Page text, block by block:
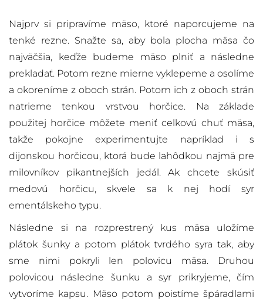
Najprv si pripravíme mäso, ktoré naporcujeme na
tenké rezne. Snažte sa, aby bola plocha mäsa čo
najväčšia, keďže budeme mäso plniť a následne
prekladať. Potom rezne mierne vyklepeme a osolíme
a okoreníme z oboch strán. Potom ich z oboch strán
natrieme tenkou vrstvou horčice. Na základe
použitej horčice môžete meniť celkovú chuť mäsa,
takže pokojne experimentujte napríklad i s
dijonskou horčicou, ktorá bude lahôdkou najmä pre
milovníkov pikantnejších jedál. Ak chcete skúsiť
medovú horčicu, skvele sa k nej hodí syr
ementálskeho typu.
Následne si na rozprestrený kus mäsa uložíme
plátok šunky a potom plátok tvrdého syra tak, aby
sme nimi pokryli len polovicu mäsa. Druhou
polovicou následne šunku a syr prikryjeme, čím
vytvoríme kapsu. Mäso potom poistíme špáradlami